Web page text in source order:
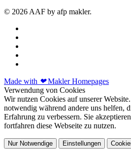
© 2026 AAF by afp makler.
Made with ❤Makler Homepages
Verwendung von Cookies
Wir nutzen Cookies auf unserer
notwendig während andere uns helfen,
Erfahrung zu verbessern. Sie
fortfahren diese Webseite zu nutzen.
Nur Notwendige Einstellungen